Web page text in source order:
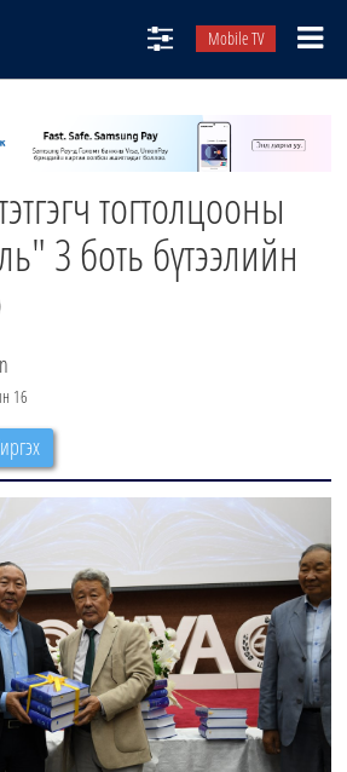
Mobile TV
тогтолцооны
3 боть бүтээлийн
16